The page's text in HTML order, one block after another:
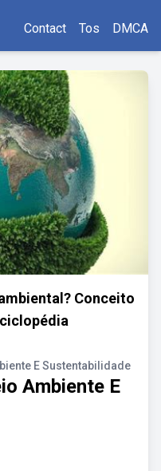
Contact Tos DMCA
Conceito
E Sustentabilidade
Ambiente E